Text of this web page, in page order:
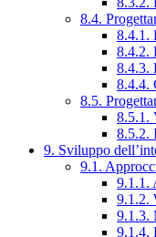
8.4.
8.4.1.
8.4.2.
8.4.3.
8.4.4.
8.5.
8.5.1.
8.5.2.
9. Sviluppo
9.1.
9.1.1.
9.1.2.
9.1.3.
9.1.4.